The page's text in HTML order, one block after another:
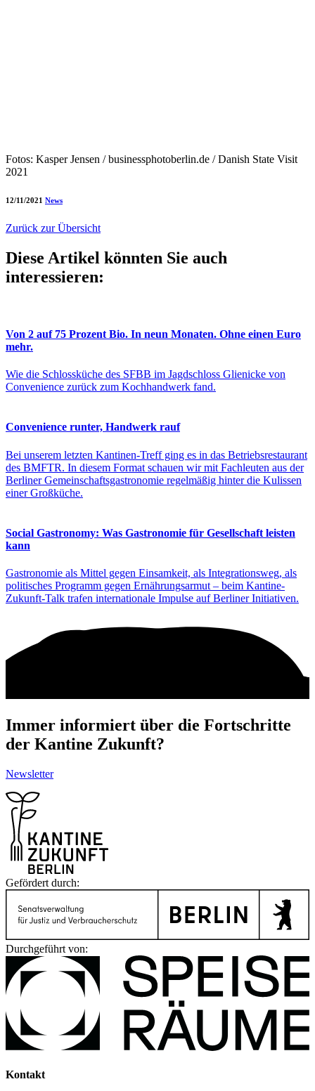
Fotos: Kasper Jensen / businessphotoberlin.de / Danish State Visit
2021
12/11/2021 News
Zurück zur Übersicht
Diese Artikel könnten Sie auch
interessieren:
Von 2 auf 75 Prozent Bio. In neun Monaten. Ohne einen Euro
mehr.
Wie die Schlossküche des SFBB im Jagdschloss Glienicke von
Convenience zurück zum Kochhandwerk fand.
Convenience runter, Handwerk rauf
Bei unserem letzten Kantinen-Treff ging es in das Betriebsrestaurant
des BMFTR. In diesem Format schauen wir mit Fachleuten aus der
Berliner Gemeinschaftsgastronomie regelmäßig hinter die Kulissen
einer Großküche.
Social Gastronomy: Was Gastronomie für Gesellschaft leisten
kann
Gastronomie als Mittel gegen Einsamkeit, als Integrationsweg, als
politisches Programm gegen Ernährungsarmut – beim Kantine-
Zukunft-Talk trafen internationale Impulse auf Berliner Initiativen.
Immer informiert über die Fortschritte
der Kantine Zukunft?
Newsletter
Gefördert durch:
Durchgeführt von:
Kontakt